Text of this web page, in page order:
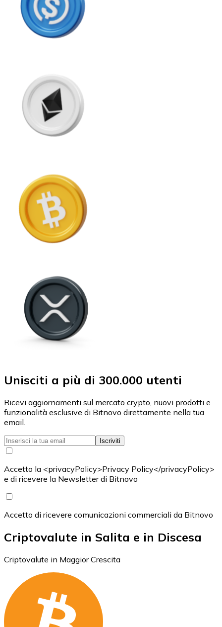
Unisciti a più di 300.000 utenti
Ricevi aggiornamenti sul mercato crypto, nuovi prodotti e
funzionalità esclusive di Bitnovo direttamente nella tua
email.
Iscriviti
Accetto la <privacyPolicy>Privacy Policy</privacyPolicy>
e di ricevere la Newsletter di Bitnovo
Accetto di ricevere comunicazioni commerciali da Bitnovo
Criptovalute in Salita e in Discesa
Criptovalute in Maggior Crescita